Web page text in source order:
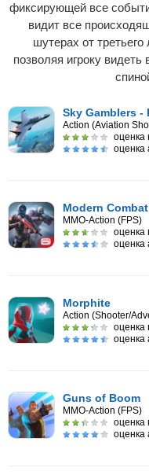
фиксирующей все
видит все
шутерах от
позволяя игроку видеть
Sky Gamblers
Action (Aviation
оценка
оценка
Modern
MMO-Action (FPS)
оценка
оценка
Morphite
Action (Shooter/
оценка
оценка
Guns of Boom
MMO-Action (FPS)
оценка
оценка